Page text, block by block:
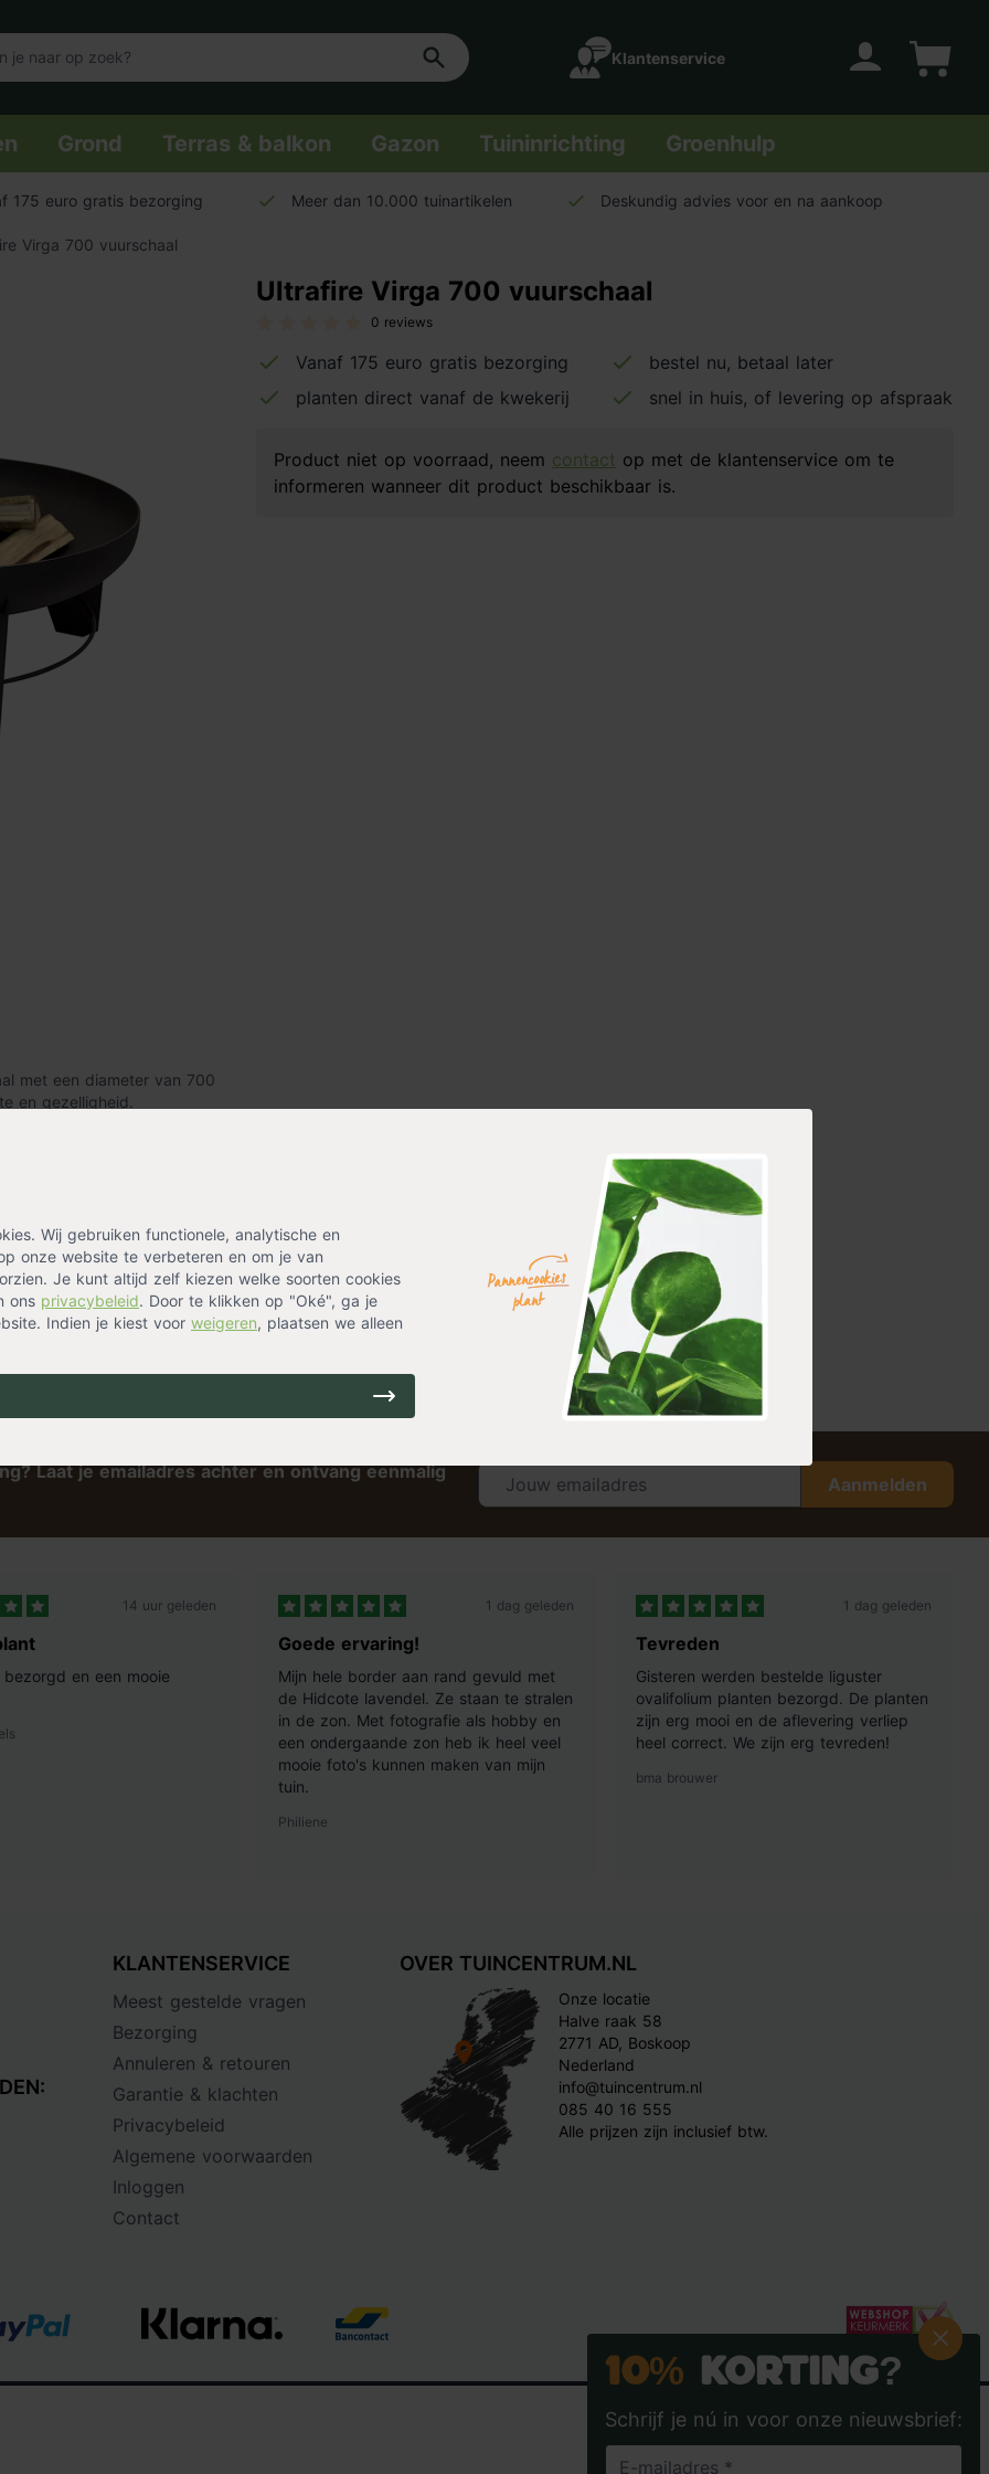
Klantenservice
Grond Terras & balkon Gazon Tuininrichting Groenhulp
Wij gebruiken functionele, analytische en
onze website te verbeteren en om je van
Je kunt altijd zelf kiezen welke soorten cookies
ons privacybeleid. Door te klikken op "Oké", ga je
Indien je kiest voor weigeren, plaatsen we alleen
175 euro gratis bezorging Meer dan 10.000 tuinartikelen Deskundig advies voor en na aankoop
Virga 700 vuurschaal
Ultrafire Virga 700 vuurschaal
0 reviews
Vanaf 175 euro gratis bezorging
bestel nu, betaal later
planten direct vanaf de kwekerij
snel in huis, of levering op afspraak
Product niet op voorraad, neem contact op met de klantenservice om te
informeren wanneer dit product beschikbaar is.
met een diameter van 700
en gezelligheid.
coating wat tegen een
een bbq / grill in de tuin. Dit
te verkrijgen is.
staal in Europa. Zo
om te grillen in je tuin met
op elke ondergrond te
Laat je emailadres achter en ontvang eenmalig
Aanmelden
14 uur geleden
bezorgd en een mooie
1 dag geleden
Goede ervaring!
Mijn hele border aan rand gevuld met
de Hidcote lavendel. Ze staan te stralen
in de zon. Met fotografie als hobby en
een ondergaande zon heb ik heel veel
mooie foto's kunnen maken van mijn
tuin.
Philiene
1 dag geleden
Tevreden
Gisteren werden bestelde liguster
ovalifolium planten bezorgd. De planten
zijn erg mooi en de aflevering verliep
heel correct. We zijn erg tevreden!
bma brouwer
KLANTENSERVICE
Meest gestelde vragen
Bezorging
Annuleren & retouren
Garantie & klachten
Privacybeleid
Algemene voorwaarden
Inloggen
Contact
OVER TUINCENTRUM.NL
Onze locatie
Halve raak 58
2771 AD, Boskoop
Nederland
info@tuincentrum.nl
085 40 16 555
Alle prijzen zijn inclusief btw.
10% Korting?
Schrijf je nú in voor onze nieuwsbrief: